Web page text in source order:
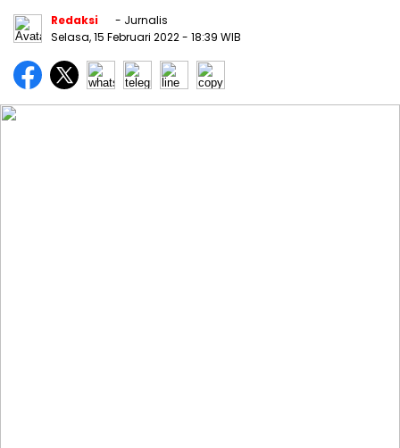
Redaksi
- Jurnalis
Selasa, 15 Februari 2022- 18:39 WIB